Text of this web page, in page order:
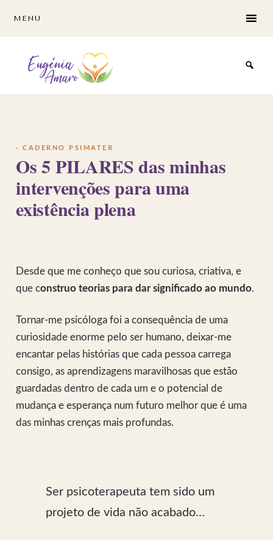
content
MENU
Os 5 PILARES das minhas
intervenções para uma
existência plena
·CADERNO PSIMATER
Desde que me conheço que sou curiosa, criativa, e
que construo teorias para dar significado ao mundo.
Tornar-me psicóloga foi a consequência de uma
curiosidade enorme pelo ser humano, deixar-me
encantar pelas histórias que cada pessoa carrega
consigo, as aprendizagens maravilhosas que estão
guardadas dentro de cada um e o potencial de
mudança e esperança num futuro melhor que é uma
das minhas crenças mais profundas.
Ser psicoterapeuta tem sido um
projeto de vida não acabado…